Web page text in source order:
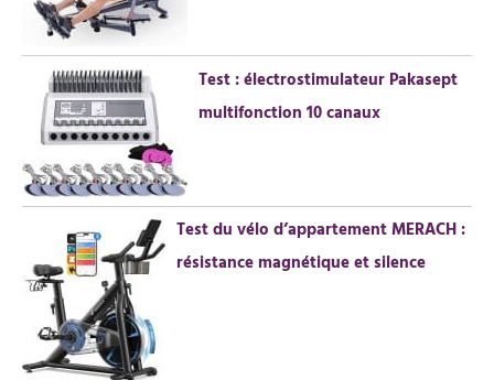
Test : électrostimulateur Pakasept
multifonction 10 canaux
Test du vélo d’appartement MERACH :
résistance magnétique et silence